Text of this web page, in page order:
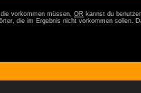
vorkommen müssen, OR kannst du
die im Ergebnis nicht vorkommen sollen.